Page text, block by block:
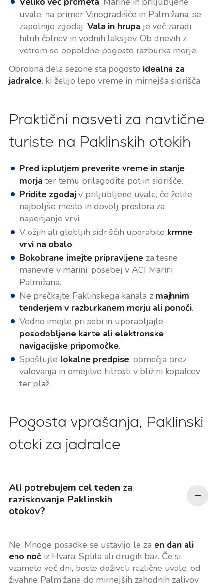
uvale, na primer Vinogradišće in Palmižana, se
zapolnijo zgodaj. Vala in hrupa je več zaradi
hitrih čolnov in vodnih taksijev. Ob dnevih z
vetrom se popoldne pogosto razburka morje.
Obrobna dela sezone sta pogosto idealna za
jadralce, ki želijo lepo vreme in mirnejša sidrišča.
Praktični nasveti za navtične
turiste na Paklinskih otokih
Pred izplutjem preverite vreme in stanje
morja ter temu prilagodite pot in sidrišče.
Pridite zgodajv priljubljene uvale, če želite
najboljše mesto in dovolj prostora za
napenjanje vrvi.
V ožjih ali globljih sidriščih uporabite krmne
vrvi na obalo.
Bokobrane imejte pripravljeneza tesne
manevre v marini, posebej v ACI Marini
Palmižana.
Ne prečkajte Paklinskega kanala z majhnim
tenderjem v razburkanem morju ali ponoči.
Vedno imejte pri sebi in uporabljajte
posodobljene karte ali elektronske
navigacijske pripomočke.
Spoštujte lokalne predpise, območja brez
valovanja in omejitve hitrosti v bližini kopalcev
ter plaž.
Pogosta vprašanja, Paklinski
otoki za jadralce
Ali potrebujem cel teden za
raziskovanje Paklinskih
otokov?
Ne. Mnoge posadke se ustavijo le za en dan ali
eno nočiz Hvara, Splita ali drugih baz. Če si
vzamete več dni, boste doživeli različne uvale, od
živahne Palmižane do mirnejših zahodnih zalivov.